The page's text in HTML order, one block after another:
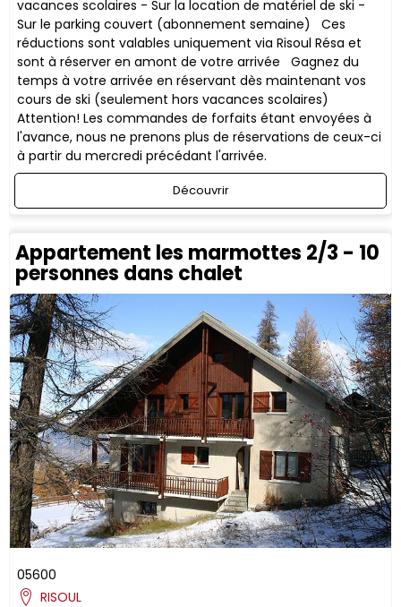
vacances scolaires - Sur la location de matériel de ski -
Sur le parking couvert (abonnement semaine) ​Ces
réductions sont valables uniquement via Risoul Résa et
sont à réserver en amont de votre arrivée Gagnez du
temps à votre arrivée en réservant dès maintenant vos
cours de ski (seulement hors vacances scolaires)
Attention! Les commandes de forfaits étant envoyées à
l'avance, nous ne prenons plus de réservations de ceux-ci
à partir du mercredi précédant l'arrivée.
Découvrir
Appartement les marmottes 2/3 - 10
personnes dans chalet
05600
RISOUL